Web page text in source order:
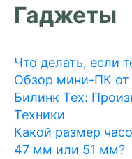
Гаджеты
Что делать, если
Обзор мини-ПК от
Билинк Тех:
Техники
Какой размер
47 мм или 51 мм?